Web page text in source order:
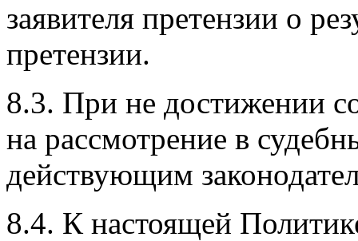
заявителя претензии о
претензии.
8.3. При не достижении
на рассмотрение в
действующим
8.4. К настоящей